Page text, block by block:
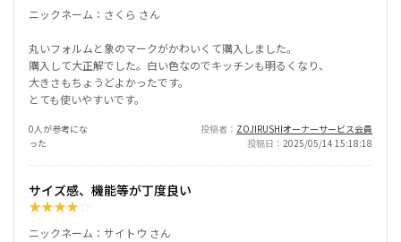
ニックネーム：さくら さん
丸いフォルムと象のマークがかわいくて購入しました。
購入して大正解でした。白い色なのでキッチンも明るくなり、
大きさもちょうどよかったです。
とても使いやすいです。
0人が参考にな
った
投稿者
ZOJIRUSHIオーナーサービス会員
投稿日
2025/05/14 15:18:18
サイズ感、機能等が丁度良い
★★★★
ニックネーム：サイトウ さん